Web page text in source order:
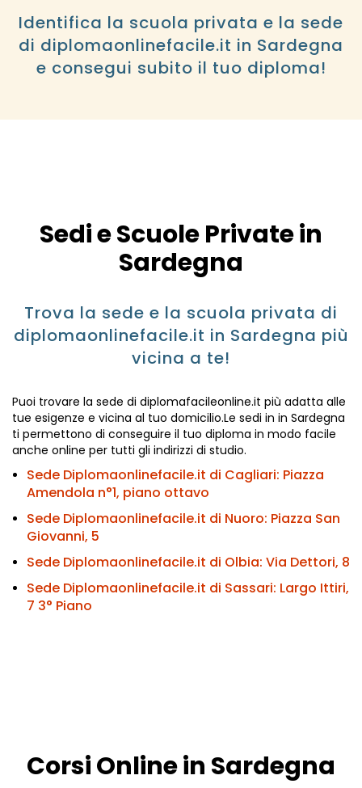
Identifica la scuola privata e la sede
di diplomaonlinefacile.it in Sardegna
e consegui subito il tuo diploma!
Sedi e Scuole Private in
Sardegna
Trova la sede e la scuola privata di
diplomaonlinefacile.it in Sardegna più
vicina a te!
Puoi trovare la sede di diplomafacileonline.it più adatta alle
tue esigenze e vicina al tuo domicilio.Le sedi in in Sardegna
ti permettono di conseguire il tuo diploma in modo facile
anche online per tutti gli indirizzi di studio.
Sede Diplomaonlinefacile.it di Cagliari: Piazza
Amendola n°1, piano ottavo
Sede Diplomaonlinefacile.it di Nuoro: Piazza San
Giovanni, 5
Sede Diplomaonlinefacile.it di Olbia: Via Dettori, 8
Sede Diplomaonlinefacile.it di Sassari: Largo Ittiri,
7 3° Piano
Corsi Online in Sardegna